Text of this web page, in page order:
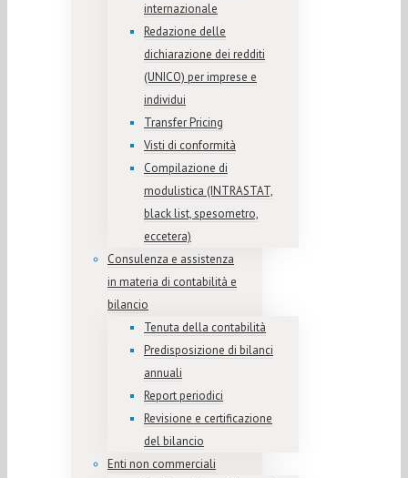
internazionale
Redazione delle
dichiarazione dei redditi
(UNICO) per imprese e
individui
Transfer Pricing
Visti di conformità
Compilazione di
modulistica (INTRASTAT,
black list, spesometro,
eccetera)
Consulenza e assistenza
in materia di contabilità e
bilancio
Tenuta della contabilità
Predisposizione di bilanci
annuali
Report periodici
Revisione e certificazione
del bilancio
Enti non commerciali